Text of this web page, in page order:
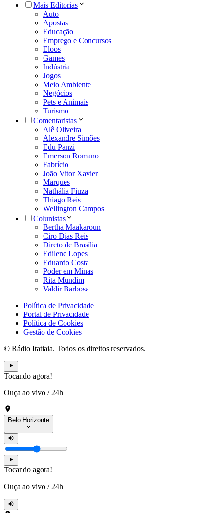
Mais Editorias
Auto
Apostas
Educação
Emprego e Concursos
Eloos
Games
Indústria
Jogos
Meio Ambiente
Negócios
Pets e Animais
Turismo
Comentaristas
Alê Oliveira
Alexandre Simões
Edu Panzi
Emerson Romano
Fabrício
João Vitor Xavier
Marques
Nathália Fiuza
Thiago Reis
Wellington Campos
Colunistas
Bertha Maakaroun
Ciro Dias Reis
Direto de Brasília
Edilene Lopes
Eduardo Costa
Poder em Minas
Rita Mundim
Valdir Barbosa
Política de Privacidade
Portal de Privacidade
Política de Cookies
Gestão de Cookies
© Rádio Itatiaia. Todos os direitos reservados.
Tocando agora!
Ouça ao vivo / 24h
Belo Horizonte
Tocando agora!
Ouça ao vivo / 24h